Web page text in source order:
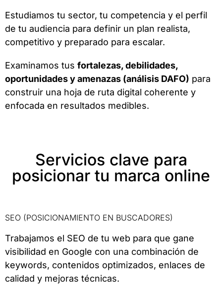
Estudiamos tu sector, tu competencia y el perfil
de tu audiencia para definir un plan realista,
competitivo y preparado para escalar.
Examinamos tus fortalezas, debilidades,
oportunidades y amenazas (análisis DAFO) para
construir una hoja de ruta digital coherente y
enfocada en resultados medibles.
Servicios clave para
posicionar tu marca online
SEO (POSICIONAMIENTO EN BUSCADORES)
Trabajamos el SEO de tu web para que gane
visibilidad en Google con una combinación de
keywords, contenidos optimizados, enlaces de
calidad y mejoras técnicas.